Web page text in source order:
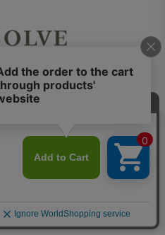
提供する SOLVE